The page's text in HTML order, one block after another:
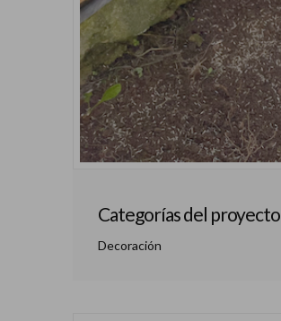
Categorías del proyecto
Decoración